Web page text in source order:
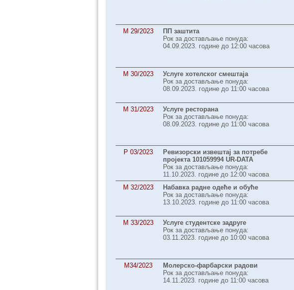
M 29/2023
ПП заштита
Рок за достављање понуда:
04.09.2023. године до 12:00 часова
M 30/2023
Услуге хотелског смештаја
Рок за достављање понуда:
08.09.2023. године до 11:00 часова
M 31/2023
Услуге ресторана
Рок за достављање понуда:
08.09.2023. године до 11:00 часова
P 03/2023
Ревизорски извештај за потребе
пројекта 101059994 UR‐DATA
Рок за достављање понуда:
11.10.2023. године до 12:00 часова
M 32/2023
Набавка радне одеће и обуће
Рок за достављање понуда:
13.10.2023. године до 11:00 часова
М 33/2023
Услуге студентске задруге
Рок за достављање понуда:
03.11.2023. године до 10:00 часова
М34/2023
Молерско-фарбарски радови
Рок за достављање понуда:
14.11.2023. године до 11:00 часова